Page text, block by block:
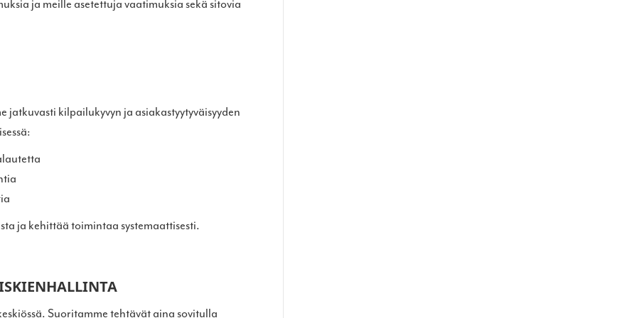
ja meille asetettuja vaatimuksia sekä sitovia
kilpailukyvyn ja asiakastyytyväisyyden
ja kehittää toimintaa systemaattisesti.
Suoritamme tehtävät aina sovitulla